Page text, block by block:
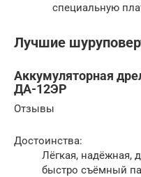
специальную
Лучшие
Аккумуляторная
ДА-12ЭР
Отзывы
Достоинства:
Лёгкая, надёжная,
быстро съёмный